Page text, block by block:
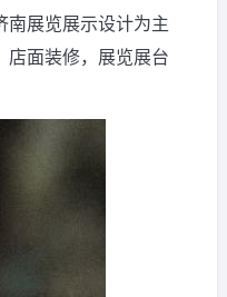
南展览展示设计为主
店面装修，展览展台